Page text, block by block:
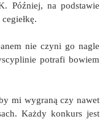
Później, na podstawie
nie czyni go nagle
potrafi bowiem
mi wygraną czy nawet
Każdy konkurs jest